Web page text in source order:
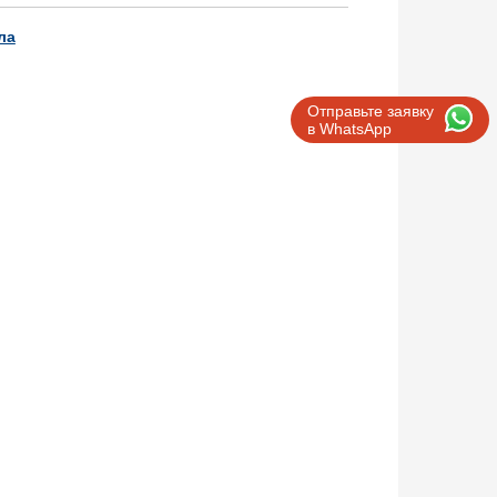
Отправьте заявку
в WhatsApp